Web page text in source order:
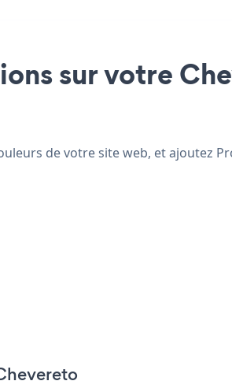
sur votre
de votre site web, et ajoutez